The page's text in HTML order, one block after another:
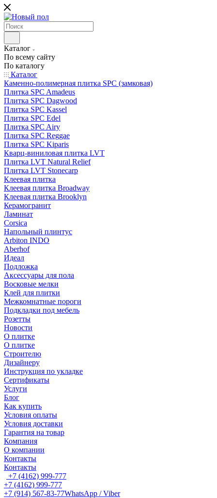
Каталог
По всему сайту
По каталогу
Каталог
Каменно-полимерная плитка SPC (замковая)
Плитка SPC Amadeus
Плитка SPC Dagwood
Плитка SPC Kassel
Плитка SPC Edel
Плитка SPC Airy
Плитка SPC Reggae
Плитка SPC Kiparis
Кварц-виниловая плитка LVT
Плитка LVT Natural Relief
Плитка LVT Stonecarp
Клеевая плитка
Клеевая плитка Broadway
Клеевая плитка Brooklyn
Керамогранит
Ламинат
Corsica
Напольный плинтус
Arbiton INDO
Aberhof
Идеал
Подложка
Аксессуары для пола
Восковые мелки
Клей для плитки
Межкомнатные пороги
Подкладки под мебель
Розетты
Новости
О плитке
О плитке
Строителю
Дизайнеру
Инструкция по укладке
Сертификаты
Услуги
Блог
Как купить
Условия оплаты
Условия доставки
Гарантия на товар
Компания
О компании
Контакты
Контакты
+7 (4162) 999-777
+7 (4162) 999-777
+7 (914) 567-83-77WhatsApp / Viber